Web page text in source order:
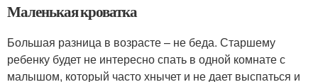
Маленькая кроватка
Большая разница в возрасте – не беда. Старшему
ребенку будет не интересно спать в одной комнате с
малышом, который часто хнычет и не дает выспаться и